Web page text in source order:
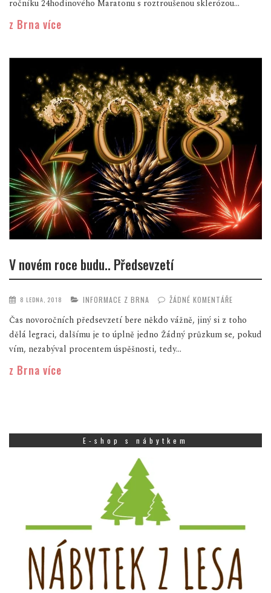
ročníku 24hodinového Maratonu s roztroušenou sklerózou...
z Brna více
V novém roce budu.. Předsevzetí
8 LEDNA, 2018 INFORMACE Z BRNA ŽÁDNÉ KOMENTÁŘE
Čas novoročních předsevzetí bere někdo vážně, jiný si z toho
dělá legraci, dalšímu je to úplně jedno Žádný průzkum se, pokud
vím, nezabýval procentem úspěšnosti, tedy...
z Brna více
E-shop s nábytkem